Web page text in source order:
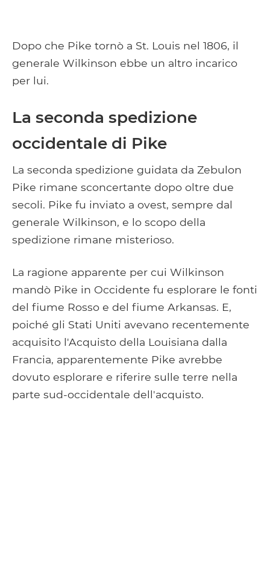
Dopo che Pike tornò a St. Louis nel 1806, il
generale Wilkinson ebbe un altro incarico
per lui.
La seconda spedizione
occidentale di Pike
La seconda spedizione guidata da Zebulon
Pike rimane sconcertante dopo oltre due
secoli. Pike fu inviato a ovest, sempre dal
generale Wilkinson, e lo scopo della
spedizione rimane misterioso.
La ragione apparente per cui Wilkinson
mandò Pike in Occidente fu esplorare le fonti
del fiume Rosso e del fiume Arkansas. E,
poiché gli Stati Uniti avevano recentemente
acquisito l'Acquisto della Louisiana dalla
Francia, apparentemente Pike avrebbe
dovuto esplorare e riferire sulle terre nella
parte sud-occidentale dell'acquisto.